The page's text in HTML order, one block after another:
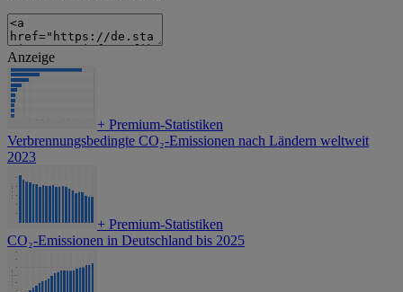
Anzeige
+ Premium-Statistiken
Verbrennungsbedingte CO₂-Emissionen nach Ländern weltweit
2023
+ Premium-Statistiken
CO₂-Emissionen in Deutschland bis 2025